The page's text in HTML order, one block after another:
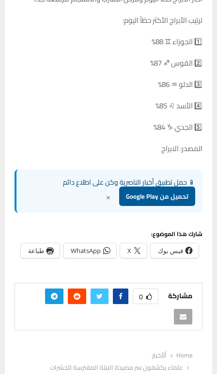
ترتيب الأبراج الأكثر حظاً اليوم:
1️⃣ الجوزاء ♊ 88%
2️⃣ القوس ♐ 87%
3️⃣ الدلو ♒ 86%
4️⃣ الأسد ♌ 85%
5️⃣ الجدي ♑ 84%
المصدر: الابراج
📱 حمل تطبيق أخبار الناصرية وكن على اطلاع دائم
تحميل من Google Play ×
شارك هذا الموضوع:
فيس بوك X
WhatsApp طباعة
مشاركة 0
Home
ألأخبار
علماء يكشفون سر مصيدة النبتة المفترسة للحشرات